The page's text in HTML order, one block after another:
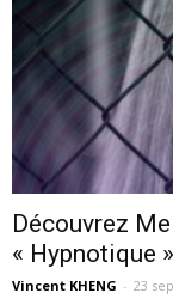
Découvrez
« Hypnotique »
Vincent KHENG - 23